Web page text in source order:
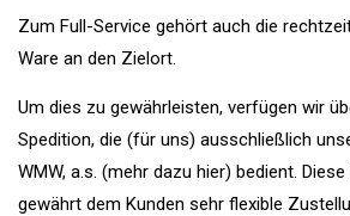
Zum Full-Service gehört auch die
Ware an den Zielort.
Um dies zu gewährleisten, verfügen wir
Spedition, die (für uns) ausschließlich
WMW, a.s. (mehr dazu hier) bedient.
gewährt dem Kunden sehr flexible